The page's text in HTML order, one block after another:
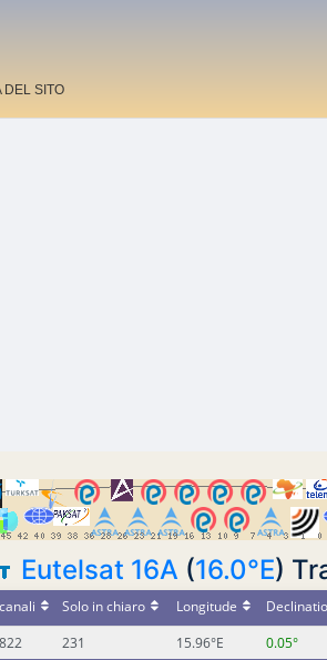
DEL SITO
Eutelsat 16A (16.0°E)
canali Solo in chiaro Longitude
822 231 15.96°E 0.05°